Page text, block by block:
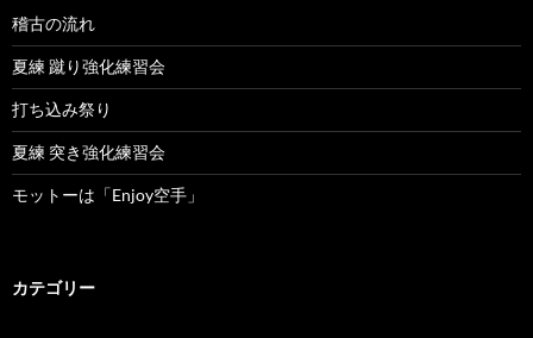
稽古の流れ
夏練 蹴り強化練習会
打ち込み祭り
夏練 突き強化練習会
モットーは「Enjoy空手」
カテゴリー